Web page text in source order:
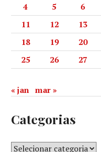
4
5 6
11
12 13
18
19 20
25
26 27
« jan mar »
Categorias